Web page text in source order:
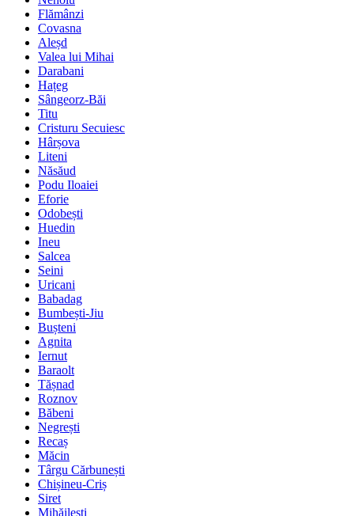
Flămânzi
Covasna
Aleșd
Valea lui Mihai
Darabani
Hațeg
Sângeorz-Băi
Titu
Cristuru Secuiesc
Hârșova
Liteni
Năsăud
Podu Iloaiei
Eforie
Odobești
Huedin
Ineu
Salcea
Seini
Uricani
Babadag
Bumbești-Jiu
Bușteni
Agnita
Iernut
Baraolt
Tășnad
Roznov
Băbeni
Negrești
Recaș
Măcin
Târgu Cărbunești
Chișineu-Criș
Siret
Mihăilești